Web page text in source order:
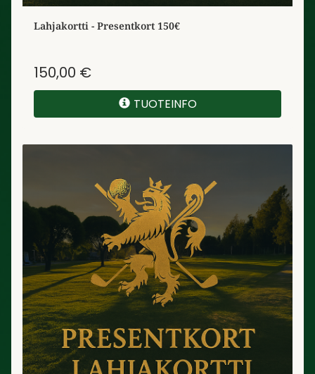
Lahjakortti - Presentkort 150€
150,00 €
TUOTEINFO